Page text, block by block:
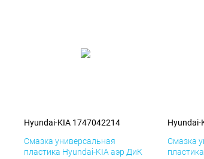
Hyundai-KIA 1747042214
Смазка универсальная
пластика Hyundai-KIA аэр ДиК
Hyundai-
Смазка